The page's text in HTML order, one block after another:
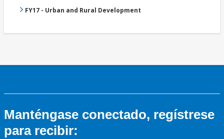
FY17 - Urban and Rural Development
Manténgase conectado, regístrese
para recibir: